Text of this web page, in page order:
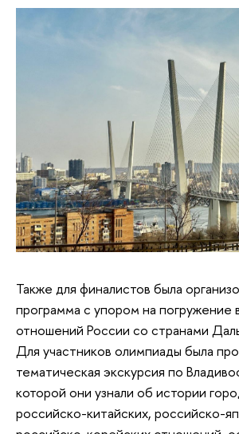
Также для финалистов была
программа с упором на погружение
отношений России со странами
Для участников олимпиады была
тематическая экскурсия по
которой они узнали об истории
российско-китайских, российско-